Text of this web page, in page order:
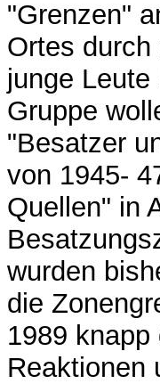
"Grenzen"
Ortes
junge
Gruppe
"Besatzer
von 1945-
Quellen" in
wurden
die
1989
Reaktionen